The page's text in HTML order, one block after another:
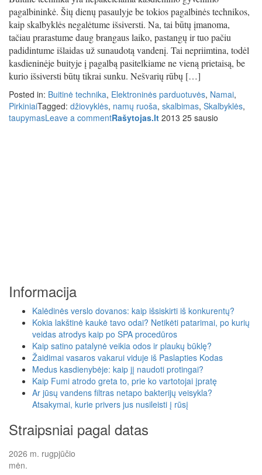
pagalbininkė. Šių dienų pasaulyje be tokios pagalbinės technikos,
kaip skalbyklės negalėtume išsiversti. Na, tai būtų įmanoma,
tačiau prarastume daug brangaus laiko, pastangų ir tuo pačiu
padidintume išlaidas už sunaudotą vandenį. Tai nepriimtina, todėl
kasdieninėje buityje į pagalbą pasitelkiame ne vieną prietaisą, be
kurio išsiversti būtų tikrai sunku. Nešvarių rūbų […]
Posted in: Buitinė technika, Elektroninės parduotuvės, Namai,
PirkiniaiTagged: džiovyklės, namų ruoša, skalbimas, Skalbyklės,
taupymasLeave a commentRašytojas.lt 2013 25 sausio
Informacija
Kalėdinės verslo dovanos: kaip išsiskirti iš konkurentų?
Kokia lakštinė kaukė tavo odai? Netikėti patarimai, po kurių
veidas atrodys kaip po SPA procedūros
Kaip satino patalynė veikia odos ir plaukų būklę?
Žaidimai vasaros vakarui viduje iš Paslapties Kodas
Medus kasdienybėje: kaip jį naudoti protingai?
Kaip Fumi atrodo greta to, prie ko vartotojai įpratę
Ar jūsų vandens filtras netapo bakterijų veisykla?
Atsakymai, kurie privers jus nusileisti į rūsį
Straipsniai pagal datas
2026 m. rugpjūčio
mėn.